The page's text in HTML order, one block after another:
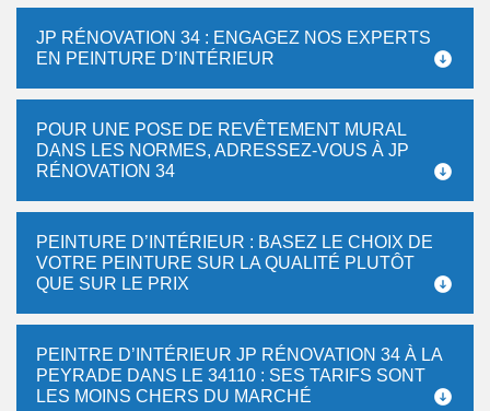
JP RÉNOVATION 34 : ENGAGEZ NOS EXPERTS
EN PEINTURE D’INTÉRIEUR
POUR UNE POSE DE REVÊTEMENT MURAL
DANS LES NORMES, ADRESSEZ-VOUS À JP
RÉNOVATION 34
PEINTURE D’INTÉRIEUR : BASEZ LE CHOIX DE
VOTRE PEINTURE SUR LA QUALITÉ PLUTÔT
QUE SUR LE PRIX
PEINTRE D’INTÉRIEUR JP RÉNOVATION 34 À LA
PEYRADE DANS LE 34110 : SES TARIFS SONT
LES MOINS CHERS DU MARCHÉ